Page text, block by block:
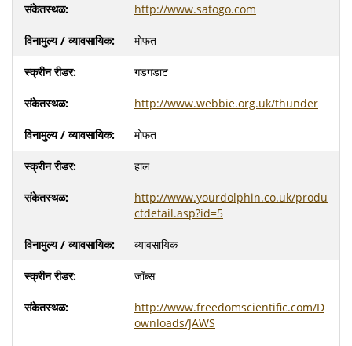
http://www.satogo.com
मोफत
गडगडाट
http://www.webbie.org.uk/thunder
मोफत
हाल
http://www.yourdolphin.co.uk/produ
ctdetail.asp?id=5
व्यावसायिक
जॉब्स
http://www.freedomscientific.com/D
ownloads/JAWS